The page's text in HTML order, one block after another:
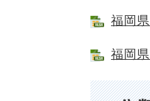
福岡
福岡